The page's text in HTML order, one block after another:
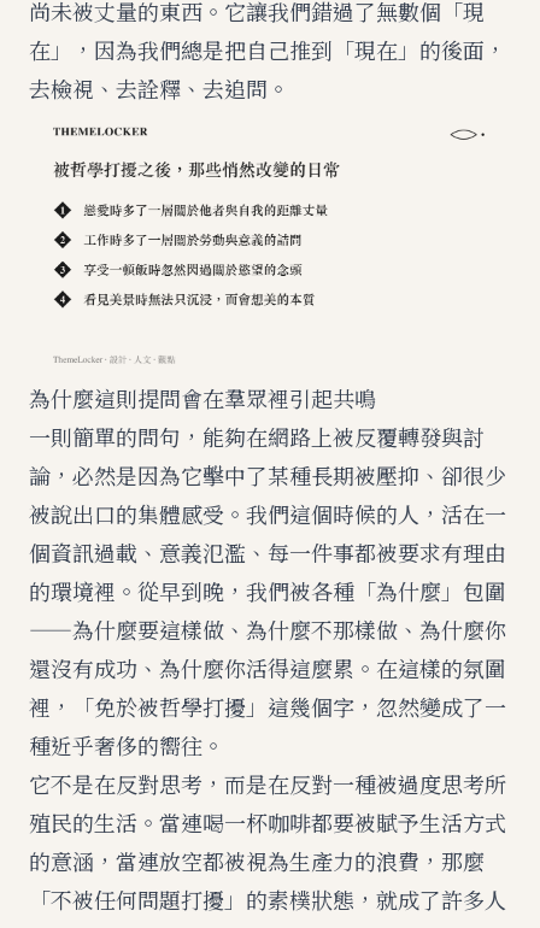
尚未被丈量的東西。它讓我們錯過了無數個「現
在」，因為我們總是把自己推到「現在」的後面，
去檢視、去詮釋、去追問。
為什麼這則提問會在羣眾裡引起共鳴
一則簡單的問句，能夠在網路上被反覆轉發與討
論，必然是因為它擊中了某種長期被壓抑、卻很少
被說出口的集體感受。我們這個時候的人，活在一
個資訊過載、意義氾濫、每一件事都被要求有理由
的環境裡。從早到晚，我們被各種「為什麼」包圍
——為什麼要這樣做、為什麼不那樣做、為什麼你
還沒有成功、為什麼你活得這麼累。在這樣的氛圍
裡，「免於被哲學打擾」這幾個字，忽然變成了一
種近乎奢侈的嚮往。
它不是在反對思考，而是在反對一種被過度思考所
殖民的生活。當連喝一杯咖啡都要被賦予生活方式
的意涵，當連放空都被視為生產力的浪費，那麼
「不被任何問題打擾」的素樸狀態，就成了許多人